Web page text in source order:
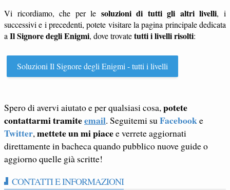
Vi ricordiamo, che per le soluzioni di tutti gli altri livelli, i
successivi e i precedenti, potete visitare la pagina principale dedicata
a Il Signore degli Enigmi, dove trovatetutti i livelli risolti:
Soluzioni Il Signore degli Enigmi - tutti i livelli
Spero di avervi aiutato e per qualsiasi cosa, potete
contattarmi tramiteemail. Seguitemi su Facebooke
Twitter, mettete un mi piacee verrete aggiornati
direttamente in bacheca quando pubblico nuove guide o
aggiorno quelle già scritte!
CONTATTI E INFORMAZIONI